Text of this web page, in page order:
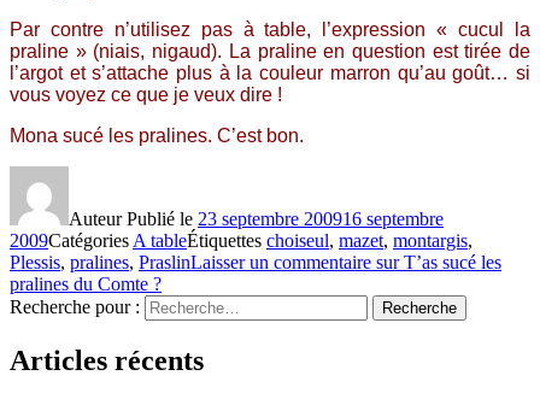
Par contre n’utilisez pas à table, l’expression « cucu l la
praline » (niais, nigaud). La praline en question est tirée de
l’argot et s’attache plus à la couleur marron qu’au goût… si
vous voyez ce que je veux dire !
Mona sucé les pralines. C’est bon.
AuteurPublié le 23 septembre 200916 septembre
2009Catégories A tableÉtiquettes choiseul, mazet, montargis,
Plessis, pralines, PraslinLaisser un commentaire sur T’as sucé les
pralines du Comte ?
Recherche pour :
Recherche
Articles récents